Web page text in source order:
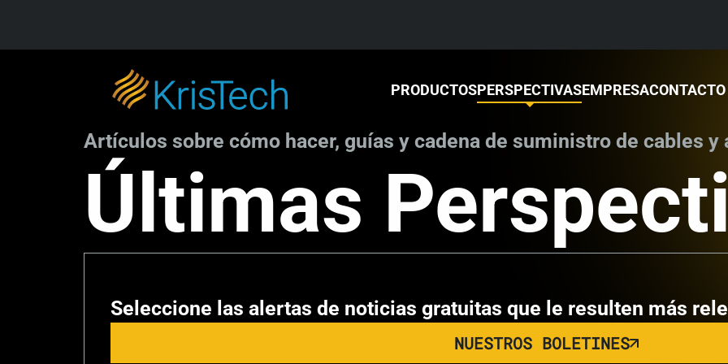
PRODUCTOSPERSPECTIVASEMPRESACONTACTO
Skip to main content
Artículos sobre cómo hacer, guías y cadena de suministro de cables
Últimas
Seleccione las alertas de noticias gratuitas que le resulten más
NUESTROS BOLETINES
Resumen de la cadena de suministro:
actualidad de 2026 hasta la fecha